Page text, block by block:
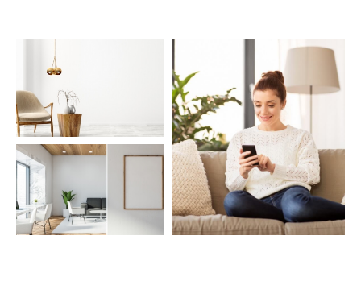
AFFINER LES CRITÈRES
TERRASSE PARKING PISCINE
FILTRER PAR
COUPS DE COEUR
EXCLUSIVITÉS NOUVEAUTÉS